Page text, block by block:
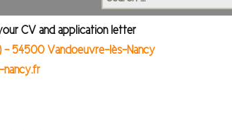
for:
CV and application letter
– 54500 Vandoeuvre-lès-Nancy